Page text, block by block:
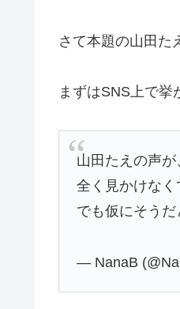
さて本題の山田た
まずはSNS上で挙
山田たえの声
全く見かけなく
でも仮にそう
— NanaB